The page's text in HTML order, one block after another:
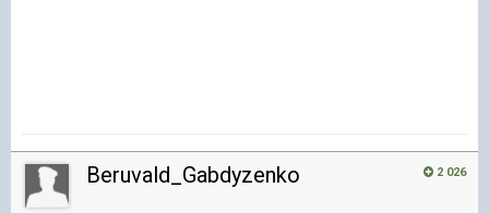
2 026
Beruvald_Gabdyzenko